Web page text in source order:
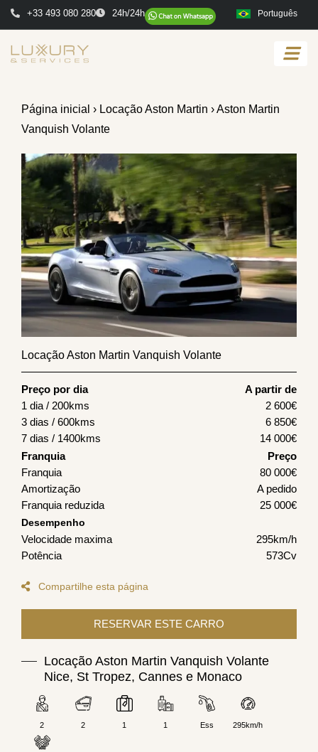
+33 493 080 280 24h/24h Português
Página inicial › Locação Aston Martin › Aston Martin
Vanquish Volante
Locação Aston Martin Vanquish Volante
Preço por dia
A partir de
1 dia / 200kms
2 600€
3 dias / 600kms
6 850€
7 dias / 1400kms
14 000€
Franquia
Preço
Franquia
80 000€
Amortização
A pedido
Franquia reduzida
25 000€
Desempenho
Velocidade maxima
295km/h
Potência
573Cv
Compartilhe esta página
Locação Aston Martin Vanquish Volante
Nice, St Tropez, Cannes e Monaco
2 2 1 1 Ess 295km/h